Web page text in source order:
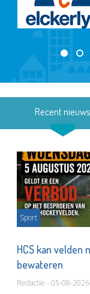
Recent nieuws
Sport
HCS kan velden
bewateren
Redactie - 05-08-2026